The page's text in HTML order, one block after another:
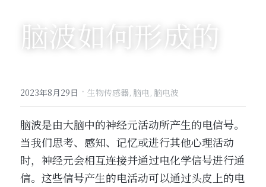
脑波如何形成的
2023年8月29日 · 生物传感器, 脑电, 脑电波
脑波是由大脑中的神经元活动所产生的电信号。
当我们思考、感知、记忆或进行其他心理活动
时，神经元会相互连接并通过电化学信号进行通
信。这些信号产生的电活动可以通过头皮上的电